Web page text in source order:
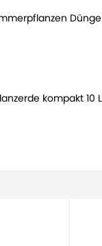
kompakt 10 L